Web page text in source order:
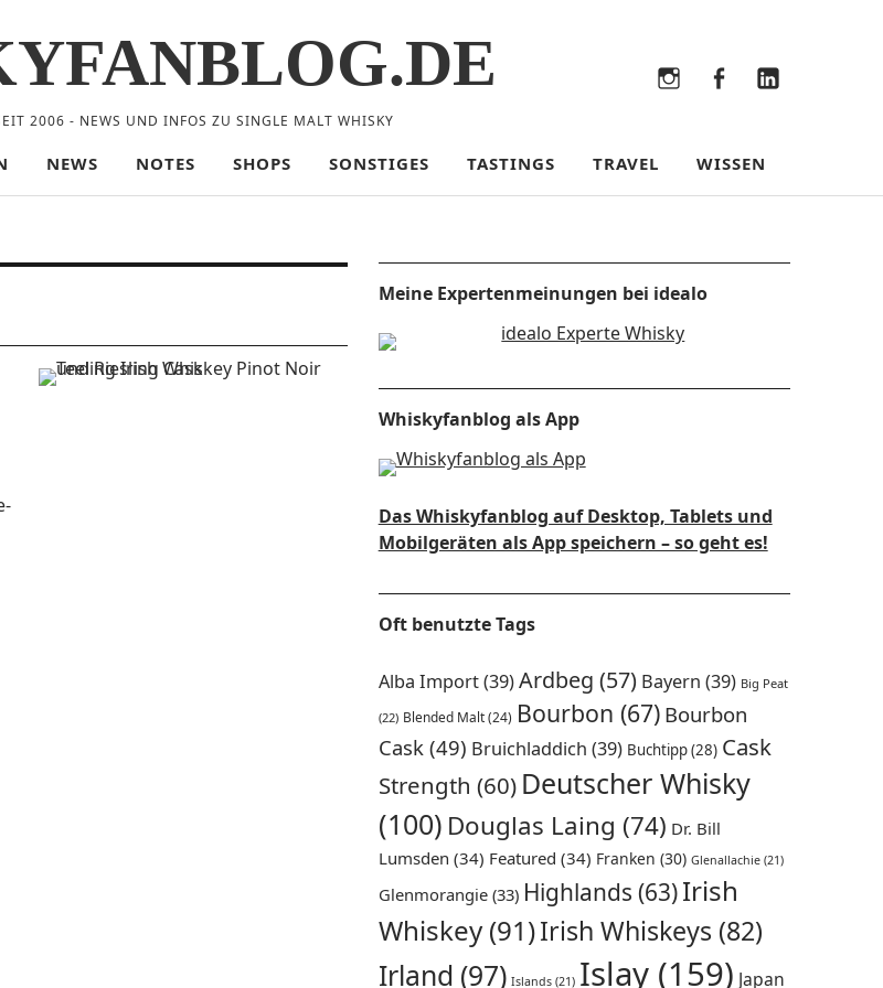
2006 - NEWS UND INFOS ZU SINGLE MALT WHISKY
NEWS NOTES SHOPS SONSTIGES TASTINGS TRAVEL WISSEN
Meine Expertenmeinungen bei idealo
Whiskyfanblog als App
Das Whiskyfanblog auf Desktop, Tablets und
Mobilgeräten als App speichern – so geht es!
Oft benutzte Tags
Alba Import(39)Ardbeg (57) Bayern (39) Big Peat
(22) Blended Malt(24) Bourbon (67) Bourbon
Cask(49) Bruichladdich (39) Buchtipp(28) Cask
Strength (60) Deutscher Whisky
(100) Douglas Laing (74) Dr. Bill
Lumsden (34) Featured (34) Franken (30) Glenallachie(21)
Glenmorangie(33) Highlands (63)Irish
Whiskey(91)Irish Whiskeys (82)
Irland (97) Islands(21) Islay(159) Japan